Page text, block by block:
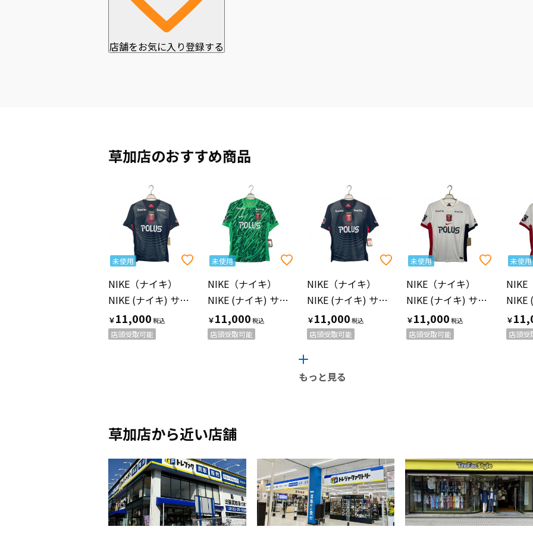
店舗をお気に入り登録する
草加店のおすすめ商品
未使用
NIKE（ナイキ）
NIKE (ナイキ) サッカーユニフォーム 浦和レッズ 2025レプリカユニフォーム/3rd メンズ SIZE M ブラック
￥11,000
店頭受取可能
未使用
NIKE（ナイキ）
NIKE (ナイキ) サッカーユニフォーム HM6949-329 浦和レッズ 2025レプリカユニフォーム/GK メンズ SIZE L グリーン
￥11,000
店頭受取可能
NIKE（ナイキ）
NIKE (ナイキ) サッカーユニフォーム 浦和レッズ 2025レプリカユニフォーム/3rd メンズ SIZE L ブラック
￥11,000
店頭受取可能
未使用
NIKE（ナイキ）
NIKE (ナイキ) サッカーユニフォーム HJ1422-100 浦和レッズ メンズ SIZE L ホワイト
￥11,000
店頭受取可能
未使用
NIKE
￥
店頭受
もっと見る
草加店から近い店舗